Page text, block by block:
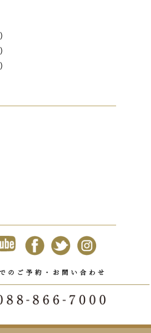
のご予約・お問い合わせ